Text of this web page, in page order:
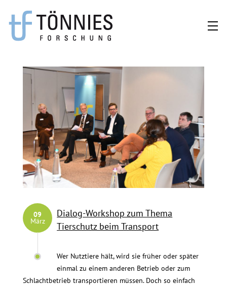
Inhalt
springen
09
März
Dialog-Workshop zum Thema
Tierschutz beim Transport
Wer Nutztiere hält, wird sie früher oder später
einmal zu einem anderen Betrieb oder zum
Schlachtbetrieb transportieren müssen. Doch so einfach